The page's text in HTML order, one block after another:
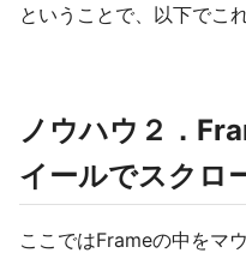
ということで、以下でこ
ノウハウ２．
イールでスクロ
ここではFrameの中をマ